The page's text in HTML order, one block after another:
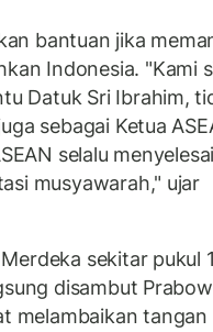
bantuan jika
Indonesia. "Kami
Datuk Sri Ibrahim,
sebagai Ketua
selalu
musyawarah," ujar
sekitar pukul
disambut
melambaikan tangan